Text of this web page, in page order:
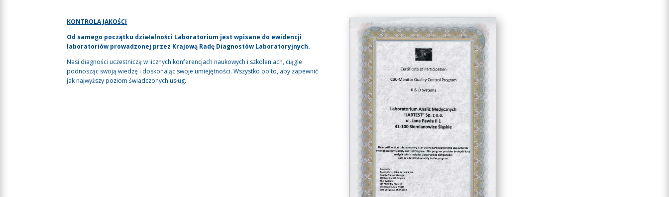
KONTROLA JAKOŚCI
Od samego początku działalności Laboratorium jest wpisane do ewidencji
laboratoriów prowadzonej przez Krajową Radę Diagnostów Laboratoryjnych.
Nasi diagności uczestniczą w licznych konferencjach naukowych i szkoleniach, ciągle
podnosząc swoją wiedzę i doskonaląc swoje umiejętności. Wszystko po to, aby zapewnić
jak najwyższy poziom świadczonych usług.